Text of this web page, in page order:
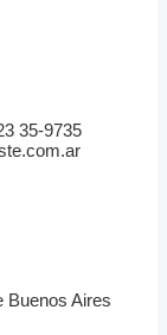
35-9735
Buenos Aires